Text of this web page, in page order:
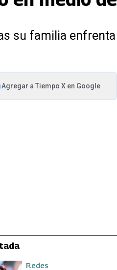
su familia enfrenta
Agregar a Tiempo Xen Google
nueva pestaña
Redes